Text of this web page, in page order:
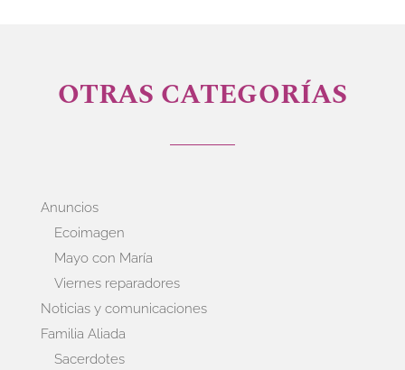
OTRAS CATEGORÍAS
Anuncios
Ecoimagen
Mayo con María
Viernes reparadores
Noticias y comunicaciones
Familia Aliada
Sacerdotes